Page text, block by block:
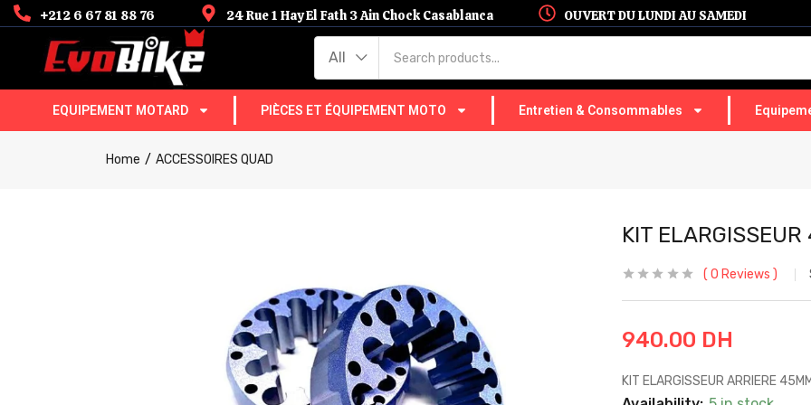
+212 6 67 81 88 76 24 Rue 1 Hay El Fath 3 Ain Chock Casablanca OUVERT DU LUNDI AU SAMEDI
All
EQUIPEMENT MOTARD PIÈCES ET ÉQUIPEMENT MOTO Entretien & Consommables
Home ACCESSOIRES QUAD
KIT
0 Reviews
940.00 DH
KIT ELARGISSEUR ARRIERE